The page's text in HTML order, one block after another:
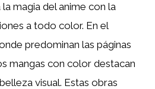
magia del anime con la
a todo color. En el
predominan las páginas
mangas con color destacan
visual. Estas obras